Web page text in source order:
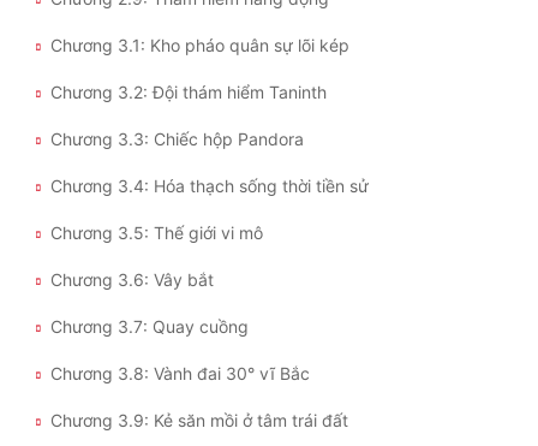
Cẩu Đạo Trường Sinh
Chương 3.1: Kho pháo quân sự lõi kép
Chương 3.2: Đội thám hiểm Taninth
Chương 3.3: Chiếc hộp Pandora
Chương 3.4: Hóa thạch sống thời tiền sử
Chương 3.5: Thế giới vi mô
Chương 3.6: Vây bắt
Chương 3.7: Quay cuồng
Chương 3.8: Vành đai 30° vĩ Bắc
Chương 3.9: Kẻ săn mồi ở tâm trái đất